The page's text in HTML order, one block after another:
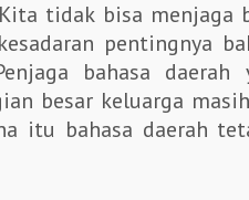
tidak bisa menjaga
pentingnya
bahasa daerah
besar keluarga
itu bahasa daerah